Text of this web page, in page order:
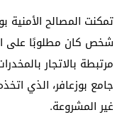
تمكنت المصالح
شخص كان مطلوبًا على
مرتبطة بالاتجار
جامع بوزعافر، الذي
غير المشروعة.